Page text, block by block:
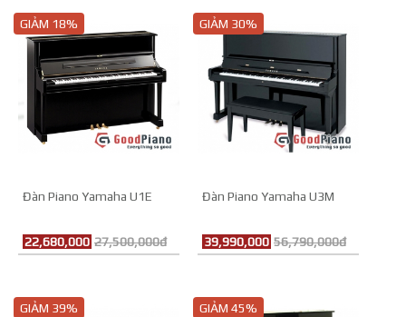
GIẢM 18%
Đàn Piano Yamaha U1E
22,680,000 27,500,000đ
GIẢM 30%
Đàn Piano Yamaha U3M
39,990,000 56,790,000đ
GIẢM 39% GIẢM 45%